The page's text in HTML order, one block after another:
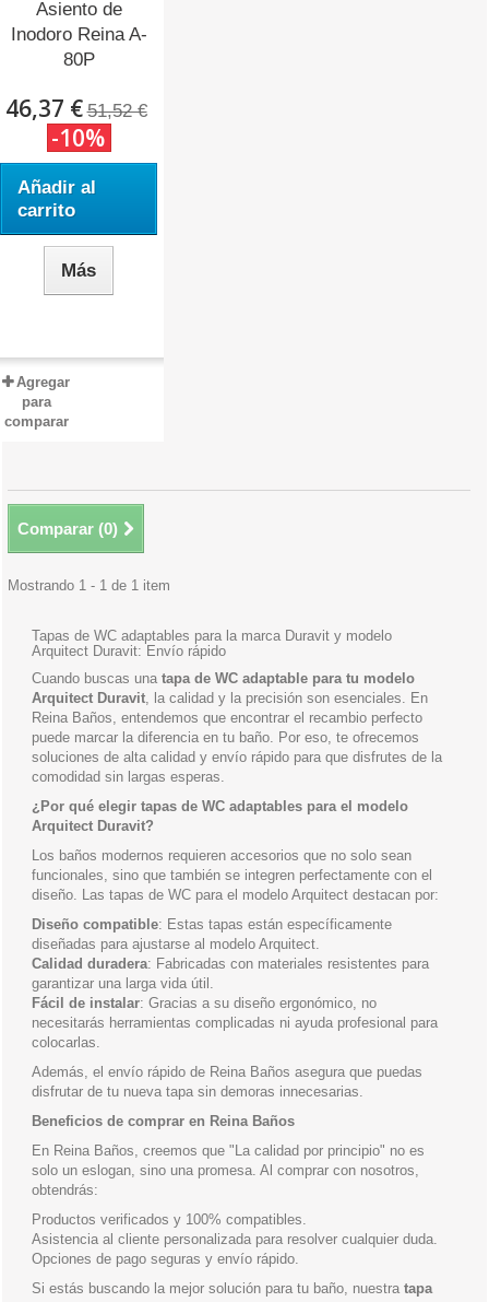
Asiento de
Inodoro Reina A-
80P
46,37 € 51,52 €
-10%
Añadir al
carrito
Más
Agregar
para
comparar
Comparar (0)
Mostrando 1 - 1 de 1 item
Tapas de WC adaptables para la marca Duravit y modelo
Arquitect Duravit: Envío rápido
Cuando buscas una tapa de WC adaptable para tu modelo
Arquitect Duravit, la calidad y la precisión son esenciales. En
Reina Baños, entendemos que encontrar el recambio perfecto
puede marcar la diferencia en tu baño. Por eso, te ofrecemos
soluciones de alta calidad y envío rápido para que disfrutes de la
comodidad sin largas esperas.
¿Por qué elegir tapas de WC adaptables para el modelo
Arquitect Duravit?
Los baños modernos requieren accesorios que no solo sean
funcionales, sino que también se integren perfectamente con el
diseño. Las tapas de WC para el modelo Arquitect destacan por:
Diseño compatible: Estas tapas están específicamente
diseñadas para ajustarse al modelo Arquitect.
Calidad duradera: Fabricadas con materiales resistentes para
garantizar una larga vida útil.
Fácil de instalar: Gracias a su diseño ergonómico, no
necesitarás herramientas complicadas ni ayuda profesional para
colocarlas.
Además, el envío rápido de Reina Baños asegura que puedas
disfrutar de tu nueva tapa sin demoras innecesarias.
Beneficios de comprar en Reina Baños
En Reina Baños, creemos que "La calidad por principio" no es
solo un eslogan, sino una promesa. Al comprar con nosotros,
obtendrás:
Productos verificados y 100% compatibles.
Asistencia al cliente personalizada para resolver cualquier duda.
Opciones de pago seguras y envío rápido.
Si estás buscando la mejor solución para tu baño, nuestra tapa